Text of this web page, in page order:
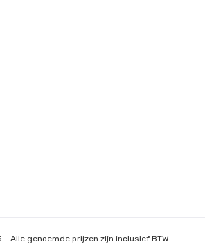
- Alle genoemde prijzen zijn inclusief BTW